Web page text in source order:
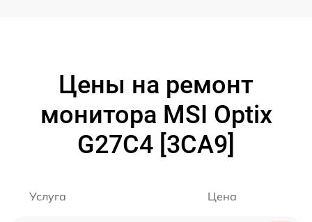
Цены на ремонт
монитора MSI Optix
G27C4 [3CA9]
Услуга Цена